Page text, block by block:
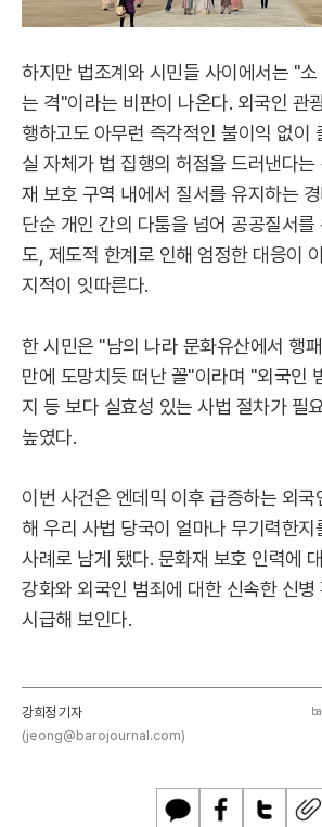
하지만 법조계와 시민들 사이에서는 "소
는 격"이라는 비판이 나온다. 외국인 관
행하고도 아무런 즉각적인 불이익 없이
실 자체가 법 집행의 허점을 드러낸다는
재 보호 구역 내에서 질서를 유지하는
단순 개인 간의 다툼을 넘어 공공질서를
도, 제도적 한계로 인해 엄정한 대응이
지적이 잇따른다.
한 시민은 "남의 나라 문화유산에서 행
만에 도망치듯 떠난 꼴"이라며 "외국인
지 등 보다 실효성 있는 사법 절차가 필
높였다.
이번 사건은 엔데믹 이후 급증하는 외국
해 우리 사법 당국이 얼마나 무기력한지
사례로 남게 됐다. 문화재 보호 인력에
강화와 외국인 범죄에 대한 신속한 신병
시급해 보인다.
강희정 기자
(jeong@barojournal.com)